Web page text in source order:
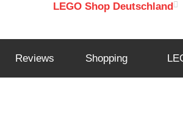
LEGO Shop Deutschland
Reviews Shopping